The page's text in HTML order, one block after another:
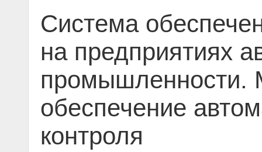
Система
на предприятиях
промышленности.
обеспечение
контроля